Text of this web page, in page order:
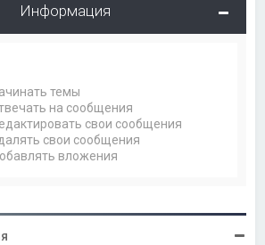
Информация
темы
на сообщения
свои сообщения
свои сообщения
вложения